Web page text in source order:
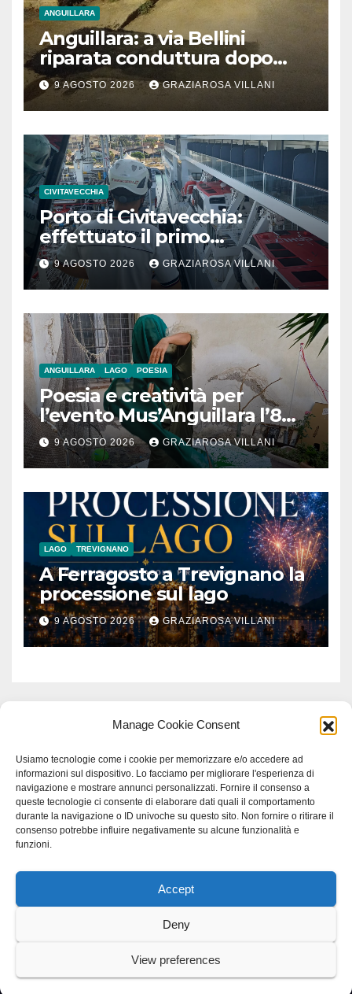
Manage Cookie Consent
Usiamo tecnologie come i cookie per memorizzare e/o accedere ad
informazioni sul dispositivo. Lo facciamo per migliorare l'esperienza di
navigazione e mostrare annunci personalizzati. Fornire il consenso a
queste tecnologie ci consente di elaborare dati quali il comportamento
durante la navigazione o ID univoche su questo sito. Non fornire o ritirare il
consenso potrebbe influire negativamente su alcune funzionalità e
funzioni.
Accept
Deny
View preferences
ANGUILLARA
Anguillara: a via Bellini
riparata conduttura dopo
segnalazione IdD
9 AGOSTO 2026 GRAZIAROSA VILLANI
CIVITAVECCHIA
Porto di Civitavecchia:
effettuato il primo
rifornimento di GNL ad una
nave da crociera
9 AGOSTO 2026 GRAZIAROSA VILLANI
ANGUILLARA LAGO POESIA
Poesia e creatività per
l’evento Mus’Anguillara l’8
agosto 2026 al Museo
Contadino
9 AGOSTO 2026 GRAZIAROSA VILLANI
LAGO TREVIGNANO
A Ferragosto a Trevignano la
processione sul lago
9 AGOSTO 2026 GRAZIAROSA VILLANI
Proudly powered by WordPress|Tema: Newspaperex di
Scienzastudio specialistico bracciano